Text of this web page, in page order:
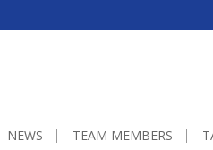
NEWS TEAM MEMBERS